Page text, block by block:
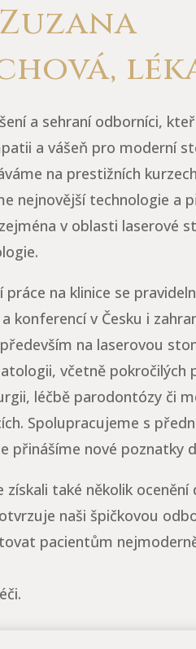
a sehraní odborníci,
a vášeň pro moderní
na prestižních
nejnovější technologie a
v oblasti laserové
práce na klinice se
konferencí v Česku i
na laserovou
včetně pokročilých
léčbě parodontózy či
Spolupracujeme s
přinášíme nové poznatky
získali také několik ocenění
naši špičkovou
pacientům